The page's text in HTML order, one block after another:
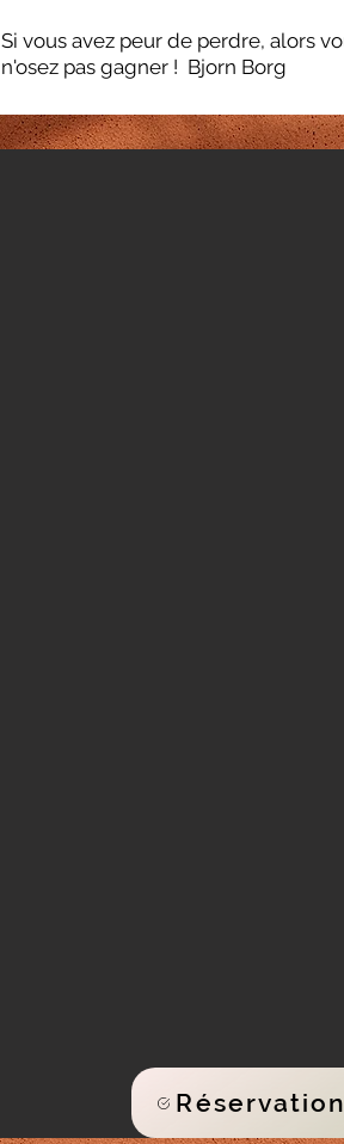
Si vous avez peur de perdre, alors
n'osez pas gagner ! Bjorn Borg